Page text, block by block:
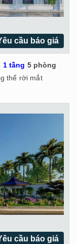
cầu báo giá
tầng 5 phòng
thể rời mắt
cầu báo giá